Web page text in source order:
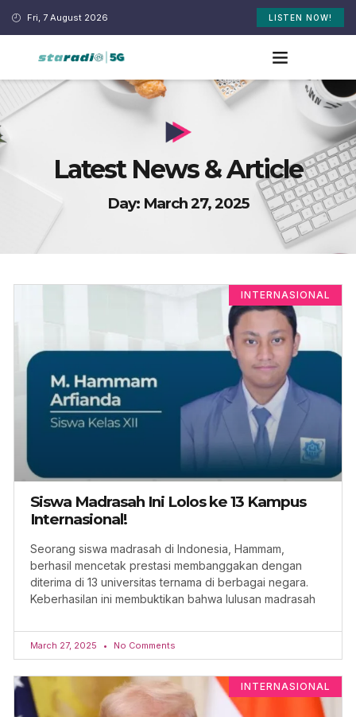
Fri, 7 August 2026 LISTEN NOW!
Latest News & Article
Day: March 27, 2025
INTERNASIONAL
Siswa Madrasah Ini Lolos ke 13 Kampus
Internasional!
Seorang siswa madrasah di Indonesia, Hammam,
berhasil mencetak prestasi membanggakan dengan
diterima di 13 universitas ternama di berbagai negara.
Keberhasilan ini membuktikan bahwa lulusan madrasah
March 27, 2025 No Comments
INTERNASIONAL